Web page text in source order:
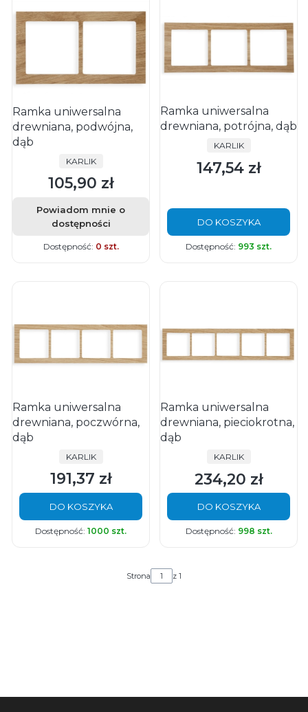
Ramka uniwersalna
drewniana, podwójna,
dąb
PRODUCENT
KARLIK
Cena
105,90 zł
Powiadom mnie o
dostępności
Dostępność: 0 szt.
Ramka uniwersalna
drewniana, potrójna, dąb
PRODUCENT
KARLIK
Cena
147,54 zł
DO KOSZYKA
Dostępność: 993 szt.
Ramka uniwersalna
drewniana, poczwórna,
dąb
PRODUCENT
KARLIK
Cena
191,37 zł
DO KOSZYKA
Dostępność: 1000 szt.
Ramka uniwersalna
drewniana, pieciokrotna,
dąb
PRODUCENT
KARLIK
Cena
234,20 zł
DO KOSZYKA
Dostępność: 998 szt.
Strona z 1